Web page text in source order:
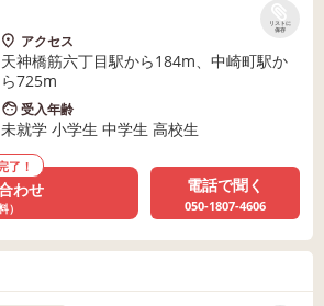
リストに
保存
アクセス
天神橋筋六丁目駅から184m、中崎町駅か
ら725m
受入年齢
未就学 小学生 中学生 高校生
了！
わせ
）
電話で聞く
050-1807-4606